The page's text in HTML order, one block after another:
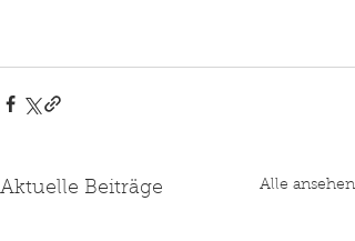
Aktuelle Beiträge Alle ansehen